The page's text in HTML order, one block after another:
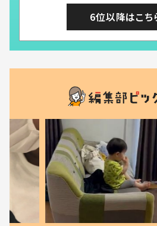
6位以降はこち